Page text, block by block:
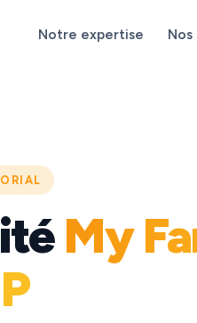
Notre expertise
My